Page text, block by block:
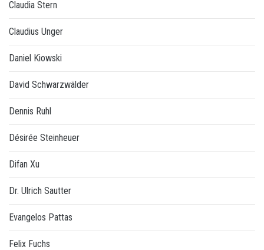
Claudia Stern
Claudius Unger
Daniel Kiowski
David Schwarzwälder
Dennis Ruhl
Désirée Steinheuer
Difan Xu
Dr. Ulrich Sautter
Evangelos Pattas
Felix Fuchs